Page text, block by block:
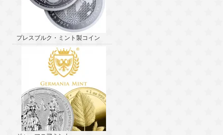
プレスブルク・ミント製コイン